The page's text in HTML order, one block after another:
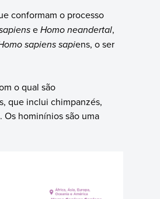
conformam o processo
eHomo neandertal,
sapiens sapiens, o ser
o qual são
que inclui chimpanzés,
Os hominínios são uma